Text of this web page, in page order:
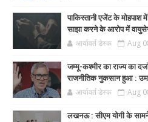
पाकिस्तानी एजेंट के
साझा करने के आरोप में
आर्यावर्त डेस्क Aug
जम्मू-कश्मीर का राज्य का
राजनीतिक नुकसान हुआ :
आर्यावर्त डेस्क Aug
लखनऊ : सीएम योगी के